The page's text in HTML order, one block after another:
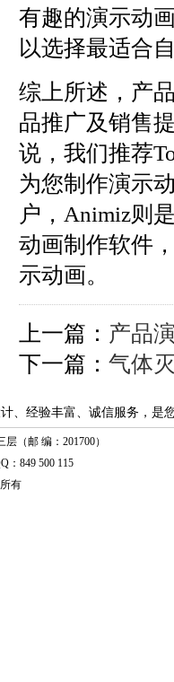
有趣的演示动
以选择最适合
综上所述，产
品推广及销售
说，我们推荐
为您制作演示
户，Animiz则
动画制作软件
示动画。
上一篇： 产品
下一篇： 气体
、经验丰富、诚信服务，是
（邮 编：201700）
：849 500 115
有